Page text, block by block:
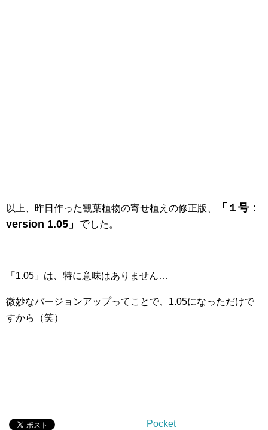
以上、昨日作った観葉植物の寄せ植えの修正版、
「１号：
version 1.05」 でした。
「1.05」は、特に意味はありません…
微妙なバージョンアップってことで、1.05になっただけで
すから（笑）
Pocket